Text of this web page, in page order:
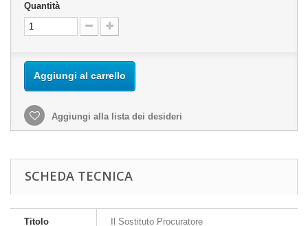
Quantità
Aggiungi al carrello
Aggiungi alla lista dei desideri
SCHEDA TECNICA
Titolo Il Sostituto Procuratore